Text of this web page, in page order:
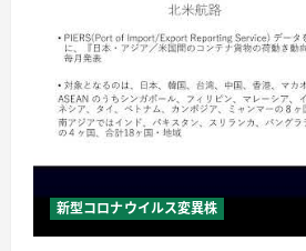
新型コロナウイルス変異株